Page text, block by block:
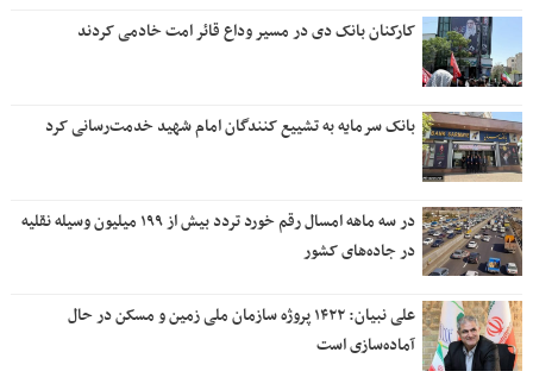
کارکنان بانک دی در مسیر وداع قائر امت خادمی کردند
بانک سرمایه به تشییع کنندگان امام شهید خدمت‌رسانی کرد
در سه ماهه امسال رقم خورد تردد بیش از ۱۹۹ میلیون وسیله نقلیه
در جاده‌های کشور
علی نبیان: ۱۴۲۲ پروژه سازمان ملی زمین و مسکن در حال
آماده‌سازی است